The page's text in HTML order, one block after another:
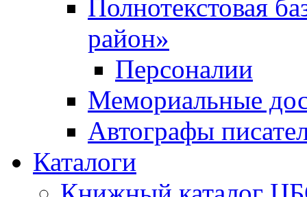
Полнотекстовая
район»
Персоналии
Мемориальные
Автографы
Каталоги